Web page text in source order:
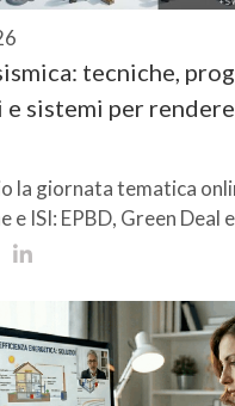
tecniche,
sistemi per
la giornata tematica
e ISI: EPBD, Green Deal